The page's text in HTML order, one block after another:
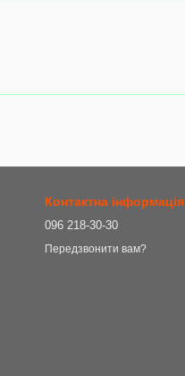
Контактна інформація
096 218-30-30
Передзвонити вам?